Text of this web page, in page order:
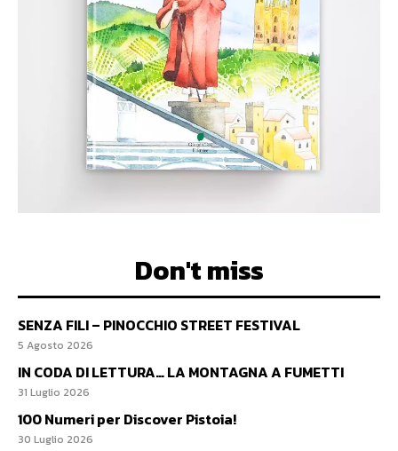
Don't miss
SENZA FILI – PINOCCHIO STREET FESTIVAL
5 Agosto 2026
IN CODA DI LETTURA… LA MONTAGNA A FUMETTI
31 Luglio 2026
100 Numeri per Discover Pistoia!
30 Luglio 2026